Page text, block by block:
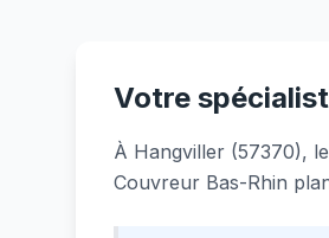
Votre
À Hangviller (57370),
Couvreur Bas-Rhin